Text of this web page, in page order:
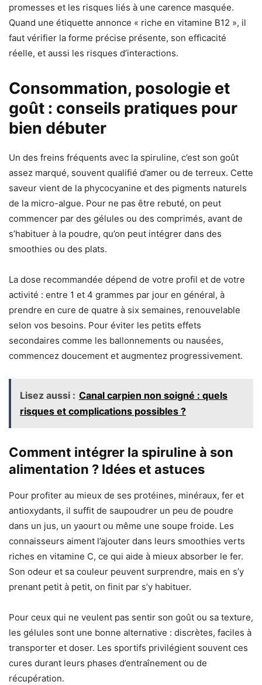
promesses et les risques liés à une carence masquée.
Quand une étiquette annonce « riche en vitamine B12 », il
faut vérifier la forme précise présente, son efficacité
réelle, et aussi les risques d’interactions.
Consommation, posologie et
goût : conseils pratiques pour
bien débuter
Un des freins fréquents avec la spiruline, c’est son goût
assez marqué, souvent qualifié d’amer ou de terreux. Cette
saveur vient de la phycocyanine et des pigments naturels
de la micro-algue. Pour ne pas être rebuté, on peut
commencer par des gélules ou des comprimés, avant de
s’habituer à la poudre, qu’on peut intégrer dans des
smoothies ou des plats.
La dose recommandée dépend de votre profil et de votre
activité : entre 1 et 4 grammes par jour en général, à
prendre en cure de quatre à six semaines, renouvelable
selon vos besoins. Pour éviter les petits effets
secondaires comme les ballonnements ou nausées,
commencez doucement et augmentez progressivement.
Lisez aussi : Canal carpien non soigné : quels
risques et complications possibles ?
Comment intégrer la spiruline à son
alimentation ? Idées et astuces
Pour profiter au mieux de ses protéines, minéraux, fer et
antioxydants, il suffit de saupoudrer un peu de poudre
dans un jus, un yaourt ou même une soupe froide. Les
connaisseurs aiment l’ajouter dans leurs smoothies verts
riches en vitamine C, ce qui aide à mieux absorber le fer.
Son odeur et sa couleur peuvent surprendre, mais en s’y
prenant petit à petit, on finit par s’y habituer.
Pour ceux qui ne veulent pas sentir son goût ou sa texture,
les gélules sont une bonne alternative : discrètes, faciles à
transporter et doser. Les sportifs privilégient souvent ces
cures durant leurs phases d’entraînement ou de
récupération.